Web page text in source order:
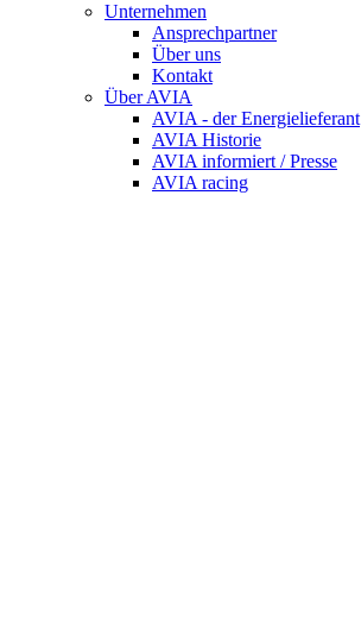
Unternehmen
Ansprechpartner
Über uns
Kontakt
Über AVIA
AVIA - der Energielieferant
AVIA Historie
AVIA informiert / Presse
AVIA racing